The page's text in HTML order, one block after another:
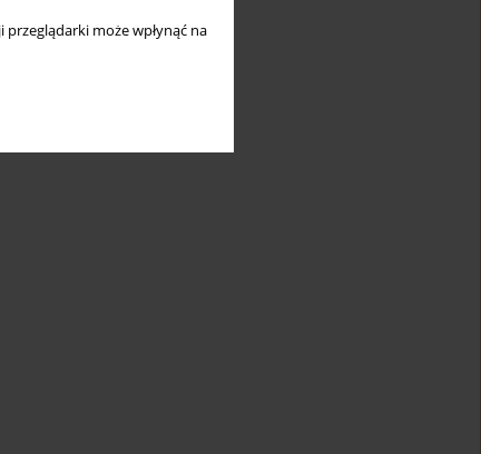
może wpłynąć na